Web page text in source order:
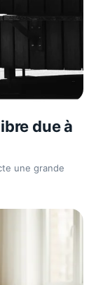
due à
une grande